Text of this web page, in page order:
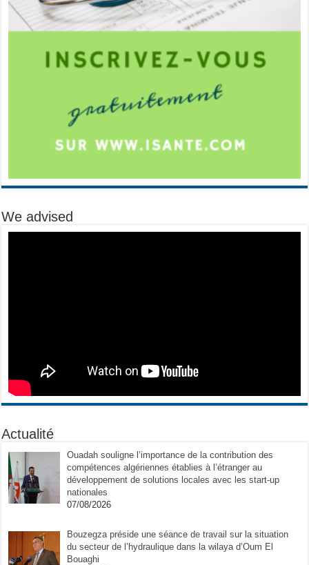
We advised
Actualité
Ouadah souligne l’importance de la contribution des
compétences algériennes établies à l’étranger au
développement de solutions locales avec les start-up
nationales
07/08/2026
Bouzegza préside une séance de travail sur la situation
du secteur de l’hydraulique dans la wilaya d’Oum El
Bouaghi